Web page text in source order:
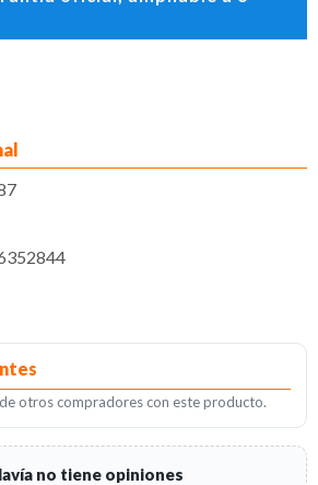
otros compradores con este producto.
no tiene opiniones